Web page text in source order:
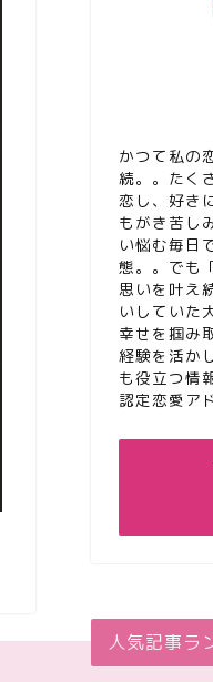
かつて私の
続。。たく
恋し、好き
もがき苦し
い悩む毎日
態。。でも
思いを叶え
いしていた
幸せを掴み
経験を活か
も役立つ情
認定恋愛ア
人気記事ラ